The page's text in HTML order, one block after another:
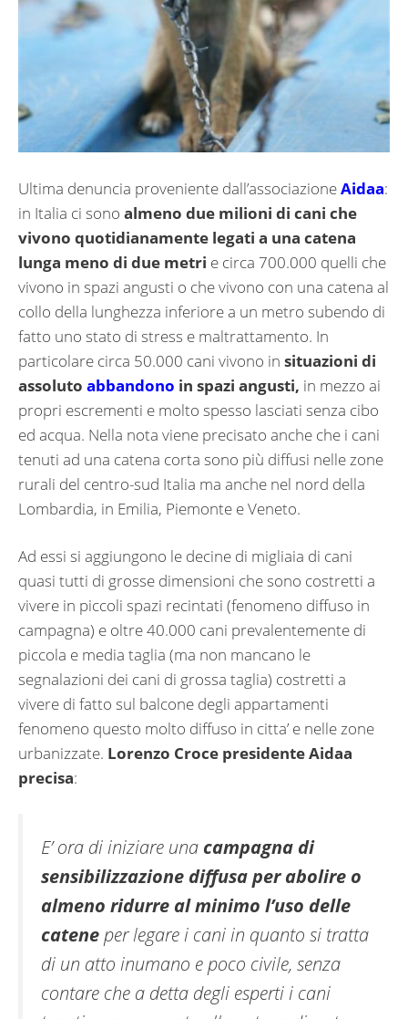
Ultima denuncia proveniente dall’associazioneAidaa:
in Italia ci sono almeno due milioni di cani che
vivono quotidianamente legati a una catena
lunga meno di due metri e circa 700.000 quelli che
vivono in spazi angusti o che vivono con una catena al
collo della lunghezza inferiore a un metro subendo di
fatto uno stato di stress e maltrattamento. In
particolare circa 50.000 cani vivono in situazioni di
assoluto abbandono in spazi angusti, in mezzo ai
propri escrementi e molto spesso lasciati senza cibo
ed acqua. Nella nota viene precisato anche che i cani
tenuti ad una catena corta sono più diffusi nelle zone
rurali del centro-sud Italia ma anche nel nord della
Lombardia, in Emilia, Piemonte e Veneto.
Ad essi si aggiungono le decine di migliaia di cani
quasi tutti di grosse dimensioni che sono costretti a
vivere in piccoli spazi recintati (fenomeno diffuso in
campagna) e oltre 40.000 cani prevalentemente di
piccola e media taglia (ma non mancano le
segnalazioni dei cani di grossa taglia) costretti a
vivere di fatto sul balcone degli appartamenti
fenomeno questo molto diffuso in citta’ e nelle zone
urbanizzate. Lorenzo Croce presidente Aidaa
precisa:
E’ ora di iniziare una campagna di
sensibilizzazione diffusa per abolire o
almeno ridurre al minimo l’uso delle
catene per legare i cani in quanto si tratta
di un atto inumano e poco civile, senza
contare che a detta degli esperti i cani